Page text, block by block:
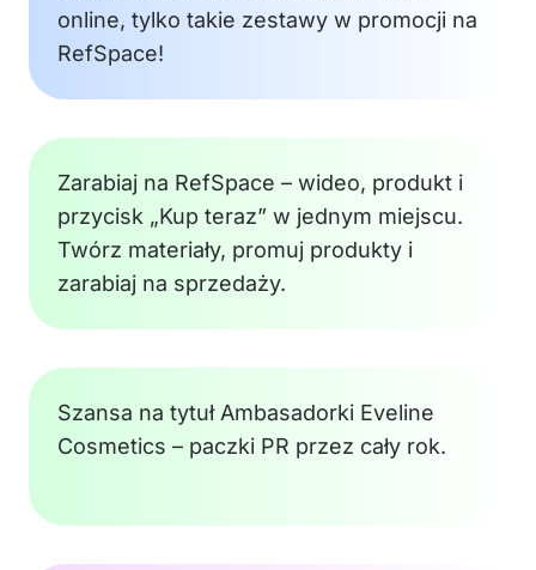
online, tylko takie zestawy w promocji na
RefSpace!
Zarabiaj na RefSpace – wideo, produkt i
przycisk „Kup teraz” w jednym miejscu.
Twórz materiały, promuj produkty i
zarabiaj na sprzedaży.
Szansa na tytuł Ambasadorki Eveline
Cosmetics – paczki PR przez cały rok.